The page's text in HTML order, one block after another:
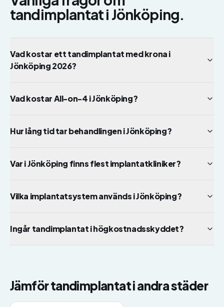
tandimplantati Jönköping.
Vad kostar ett tandimplantat med krona i
Jönköping 2026?
Vad kostar All-on-4 i Jönköping?
Hur lång tid tar behandlingen i Jönköping?
Var i Jönköping finns flest implantatkliniker?
Vilka implantatsystem används i Jönköping?
Ingår tandimplantat i högkostnadsskyddet?
Jämförtandimplantati andra städer